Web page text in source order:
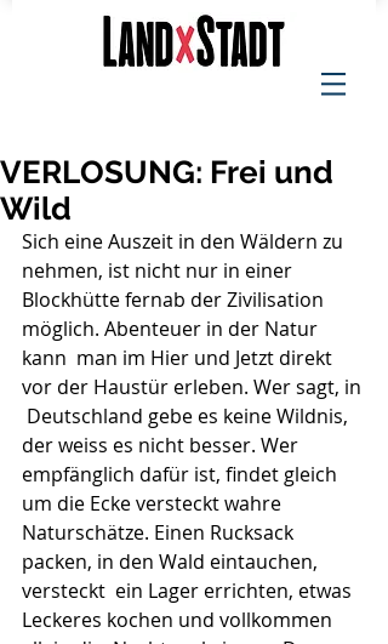
VERLOSUNG: Frei und
Wild
Sich eine Auszeit in den Wäldern zu
nehmen, ist nicht nur in einer
Blockhütte fernab der Zivilisation
möglich. Abenteuer in der Natur
kann  man im Hier und Jetzt direkt
vor der Haustür erleben. Wer sagt, in
Deutschland gebe es keine Wildnis,
der weiss es nicht besser. Wer
empfänglich dafür ist, findet gleich
um die Ecke versteckt wahre
Naturschätze. Einen Rucksack
packen, in den Wald eintauchen,
versteckt  ein Lager errichten, etwas
Leckeres kochen und vollkommen